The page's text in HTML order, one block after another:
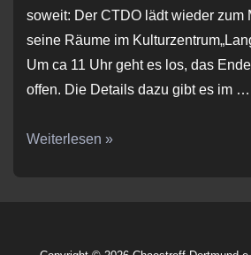
soweit: Der CTDO lädt wieder zum
seine Räume im
Um ca 11 Uhr geht es los, das
offen. Die Details dazu gibt es im …
Chaos-
Weiterlesen »